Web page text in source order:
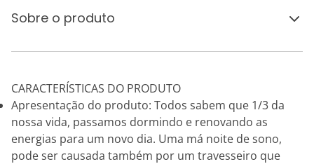
Sobre o produto
CARACTERÍSTICAS DO PRODUTO
Apresentação do produto: Todos sabem que 1/3 da
nossa vida, passamos dormindo e renovando as
energias para um novo dia. Uma má noite de sono,
pode ser causada também por um travesseiro que